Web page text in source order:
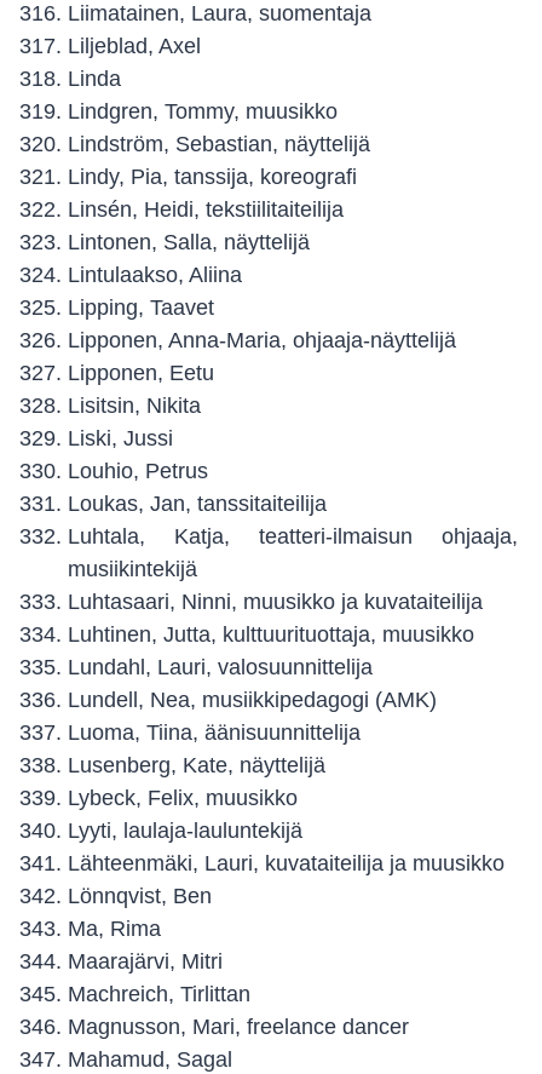
Liimatainen, Laura, suomentaja
Liljeblad, Axel
Linda
Lindgren, Tommy, muusikko
Lindström, Sebastian, näyttelijä
Lindy, Pia, tanssija, koreografi
Linsén, Heidi, tekstiilitaiteilija
Lintonen, Salla, näyttelijä
Lintulaakso, Aliina
Lipping, Taavet
Lipponen, Anna-Maria, ohjaaja-näyttelijä
Lipponen, Eetu
Lisitsin, Nikita
Liski, Jussi
Louhio, Petrus
Loukas, Jan, tanssitaiteilija
Luhtala, Katja, teatteri-ilmaisun ohjaaja,
musiikintekijä
Luhtasaari, Ninni, muusikko ja kuvataiteilija
Luhtinen, Jutta, kulttuurituottaja, muusikko
Lundahl, Lauri, valosuunnittelija
Lundell, Nea, musiikkipedagogi (AMK)
Luoma, Tiina, äänisuunnittelija
Lusenberg, Kate, näyttelijä
Lybeck, Felix, muusikko
Lyyti, laulaja-lauluntekijä
Lähteenmäki, Lauri, kuvataiteilija ja muusikko
Lönnqvist, Ben
Ma, Rima
Maarajärvi, Mitri
Machreich, Tirlittan
Magnusson, Mari, freelance dancer
Mahamud, Sagal